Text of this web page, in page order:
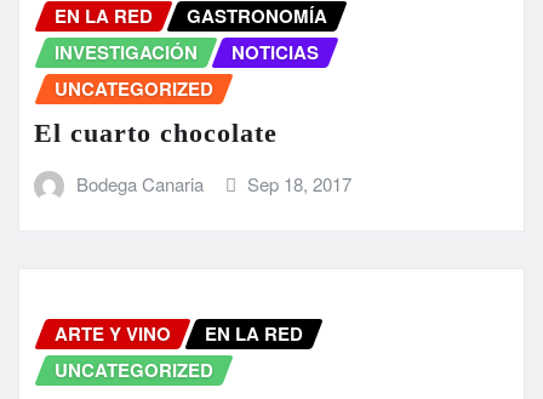
EN LA RED
GASTRONOMÍA
INVESTIGACIÓN
NOTICIAS
UNCATEGORIZED
El cuarto chocolate
Bodega Canaria Sep 18, 2017
ARTE Y VINO
EN LA RED
UNCATEGORIZED